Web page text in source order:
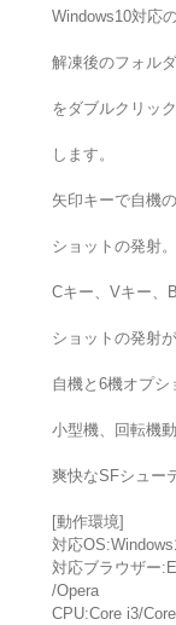
Windows10対応
解凍後のフォル
をダブルクリッ
します。
矢印キーで自機
ショットの発射。
Cキー、Vキー、
ショットの発射
自機と6機オプシ
小型機、回転機
爽快なSFシュー
[動作環境]
対応
対応ブラウザー
/Opera
CPU:Core i3/